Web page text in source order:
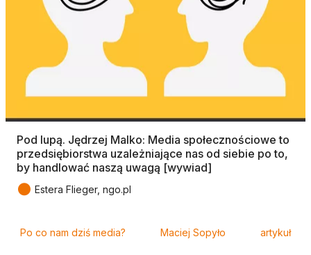
Pod lupą. Jędrzej Malko: Media społecznościowe to
przedsiębiorstwa uzależniające nas od siebie po to,
by handlować naszą uwagą [wywiad]
● Estera Flieger, ngo.pl
Po co nam dziś media? Maciej Sopyło artykuł